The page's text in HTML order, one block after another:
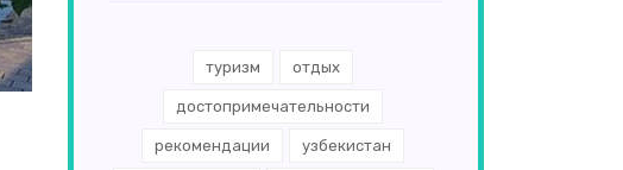
туризм отдых
достопримечательности
рекомендации узбекистан